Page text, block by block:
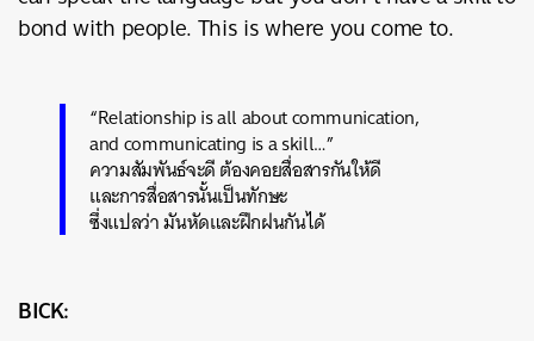
bond with people. This is where you come to.
“Relationship is all about communication,
and communicating is a skill…”
ความสัมพันธ์จะดี ต้องคอยสื่อสารกันให้ดี
และการสื่อสารนั้นเป็นทักษะ
ซึ่งแปลว่า มันหัดและฝึกฝนกันได้
BICK: